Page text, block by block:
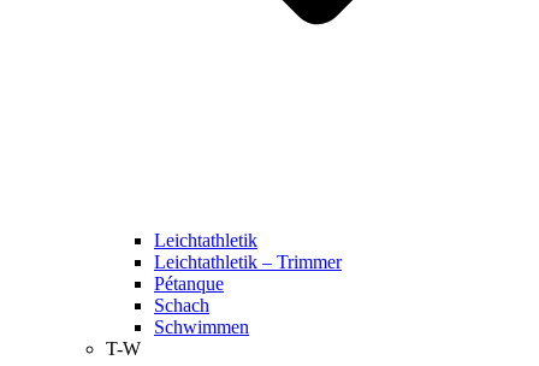
Leichtathletik
Leichtathletik – Trimmer
Pétanque
Schach
Schwimmen
T-W